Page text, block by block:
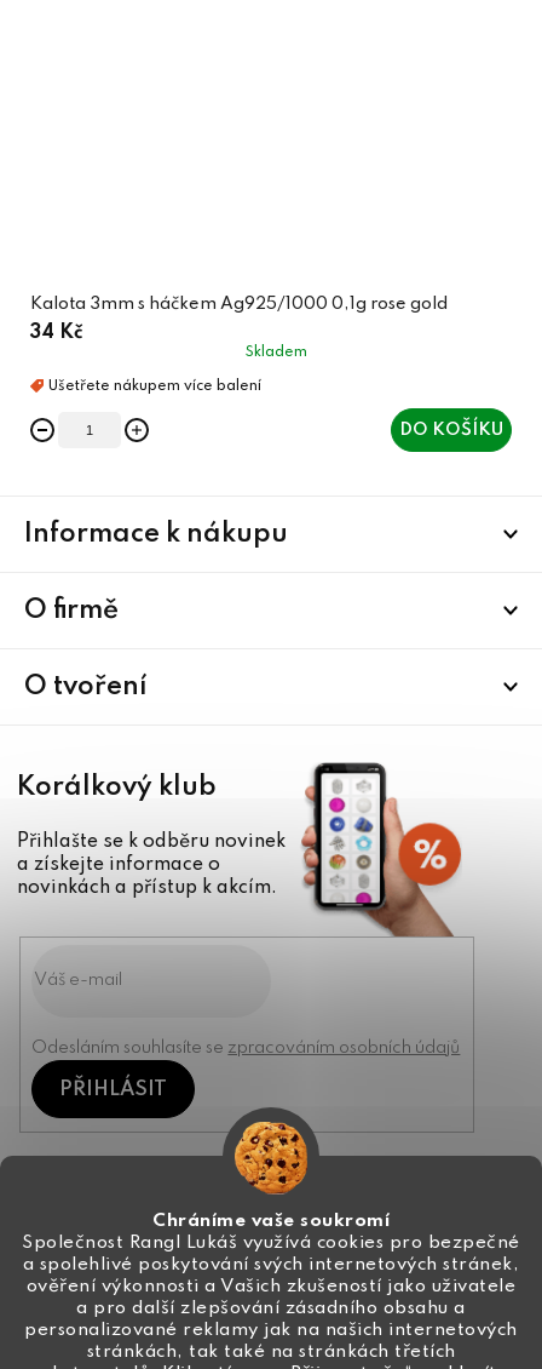
Chráníme vaše soukromí
Společnost Rangl Lukáš využívá cookies pro bezpečné
a spolehlivé poskytování svých internetových stránek,
ověření výkonnosti a Vašich zkušeností jako uživatele
a pro další zlepšování zásadního obsahu a
personalizované reklamy jak na našich internetových
stránkách, tak také na stránkách třetích
Kalota 3mm s háčkem Ag925/1000 0,1g rose gold
34 Kč
Skladem
DO KOŠÍKU
Informace k nákupu
O firmě
O tvoření
Korálkový klub
Přihlašte se k odběru novinek
a získejte informace o
novinkách a přístup k akcím.
Odesláním souhlasíte se zpracováním osobních údajů
PŘIHLÁSIT
info@ceske-koralky.cz
+420 774 444 191